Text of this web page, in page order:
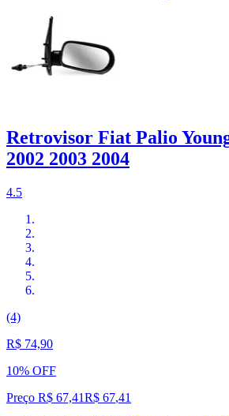
Retrovisor Fiat Palio
2002 2003 2004
4.5
(4)
R$ 74,90
10% OFF
Preço R$ 67,41R$ 67,41